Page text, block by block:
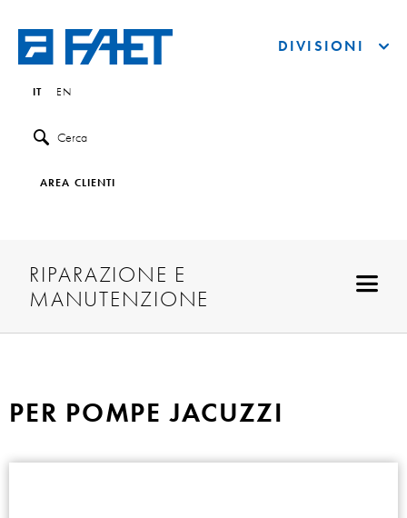
IT EN
Cerca
AREA CLIENTI
DIVISIONI
RIPARAZIONE E
MANUTENZIONE
PER POMPE JACUZZI